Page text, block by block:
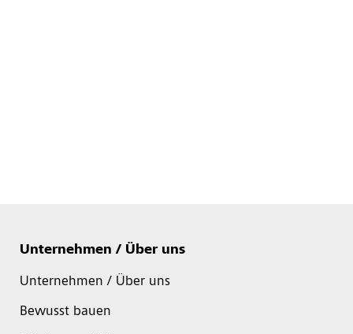
Unternehmen / Über uns
Unternehmen / Über uns
Bewusst bauen